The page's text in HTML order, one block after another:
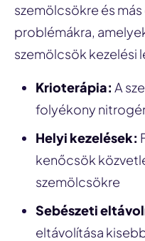
szemölcsökre és
problémákra,
szemölcsök kezelési
Krioterápia: A
folyékony
Helyi kezelések:
kenőcsök
szemölcsökre
Sebészeti
eltávolítása